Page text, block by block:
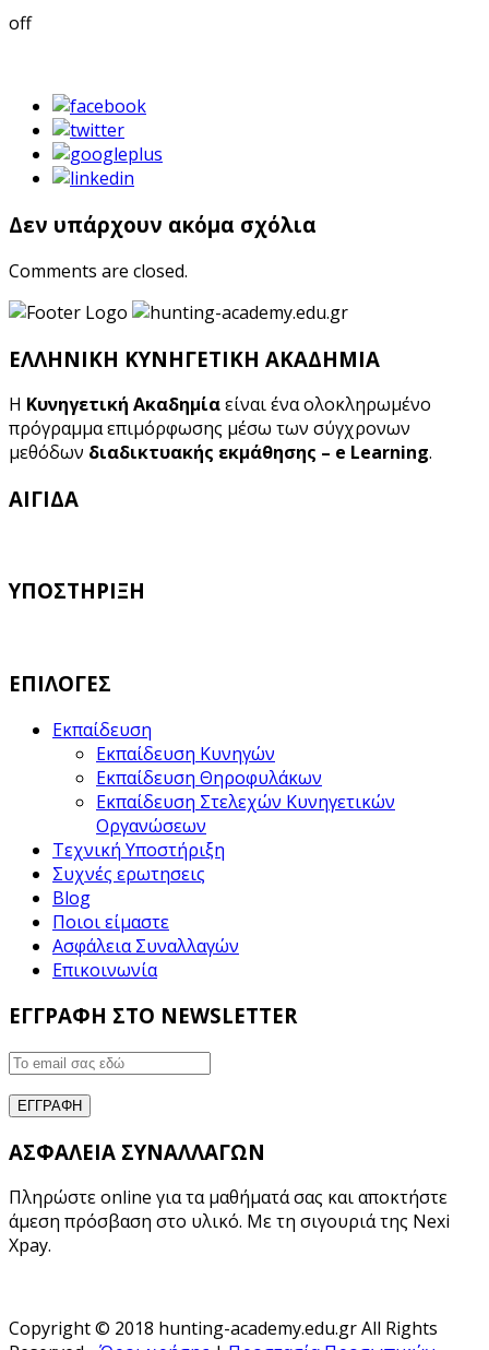
off
Δεν υπάρχουν ακόμα σχόλια
Comments are closed.
ΕΛΛΗΝΙΚΗ ΚΥΝΗΓΕΤΙΚΗ ΑΚΑΔΗΜΙΑ
Η Κυνηγετική Ακαδημίαείναι ένα ολοκληρωμένο
πρόγραμμα επιμόρφωσης μέσω των σύγχρονων
μεθόδων διαδικτυακής εκμάθησης – e Learning.
ΑΙΓΙΔΑ
ΥΠΟΣΤΗΡΙΞΗ
ΕΠΙΛΟΓΕΣ
Εκπαίδευση
Εκπαίδευση Κυνηγών
Εκπαίδευση Θηροφυλάκων
Εκπαίδευση Στελεχών Κυνηγετικών
Οργανώσεων
Τεχνική Υποστήριξη
Συχνές ερωτησεις
Blog
Ποιοι είμαστε
Ασφάλεια Συναλλαγών
Επικοινωνία
ΕΓΓΡΑΦΗ ΣΤΟ NEWSLETTER
ΑΣΦΑΛΕΙΑ ΣΥΝΑΛΛΑΓΩΝ
Πληρώστε online για τα μαθήματά σας και αποκτήστε
άμεση πρόσβαση στο υλικό. Με τη σιγουριά της Nexi
Xpay.
Copyright © 2018 hunting-academy.edu.gr All Rights